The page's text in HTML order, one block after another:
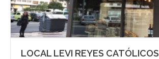
LOCAL LEVI REYES CATÓLICOS